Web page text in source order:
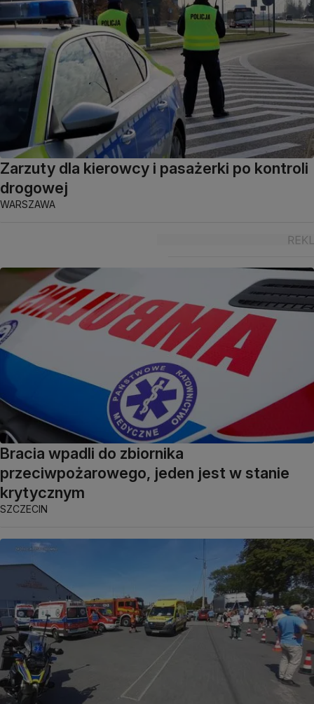
Zarzuty dla kierowcy i pasażerki po kontroli
drogowej
WARSZAWA
Bracia wpadli do zbiornika
przeciwpożarowego, jeden jest w stanie
krytycznym
SZCZECIN